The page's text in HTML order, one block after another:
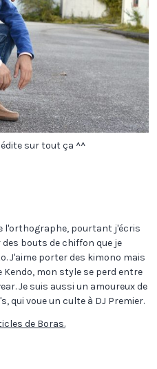
sur tout ça ^^
l'orthographe, pourtant j'écris
bouts de chiffon que je
J'aime porter des kimono mais
Kendo, mon style se perd entre
Je suis aussi un amoureux de
qui voue un culte à DJ Premier.
de Boras.